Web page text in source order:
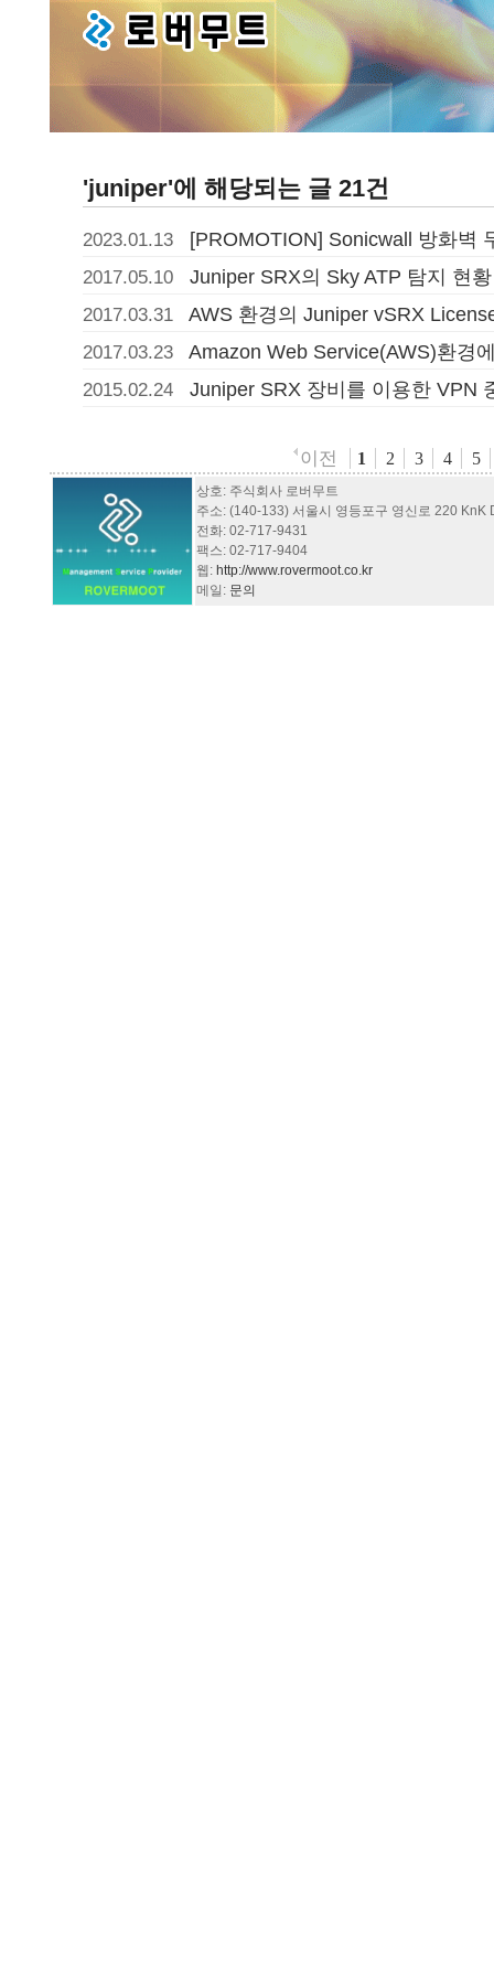
'juniper'에 해당되는 글 21건
2023.01.13 [PROMOTION] Sonicwall 방화벽
2017.05.10 Juniper SRX의 Sky ATP 탐지 현황
2017.03.31 AWS 환경의 Juniper vSRX
2017.03.23 Amazon Web Service(AWS)환경
2015.02.24 Juniper SRX 장비를 이용한 VPN
이전 1 2 3 4 5
상호: 주식회사 로버무트
주소: (140-133) 서울시 영등포구 영신로 220 KnK
전화: 02-717-9431
팩스: 02-717-9404
웹: http://www.rovermoot.co.kr
메일: 문의